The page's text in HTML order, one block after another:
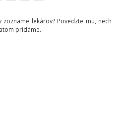
lekárov? Povedzte mu, nech
pridáme.